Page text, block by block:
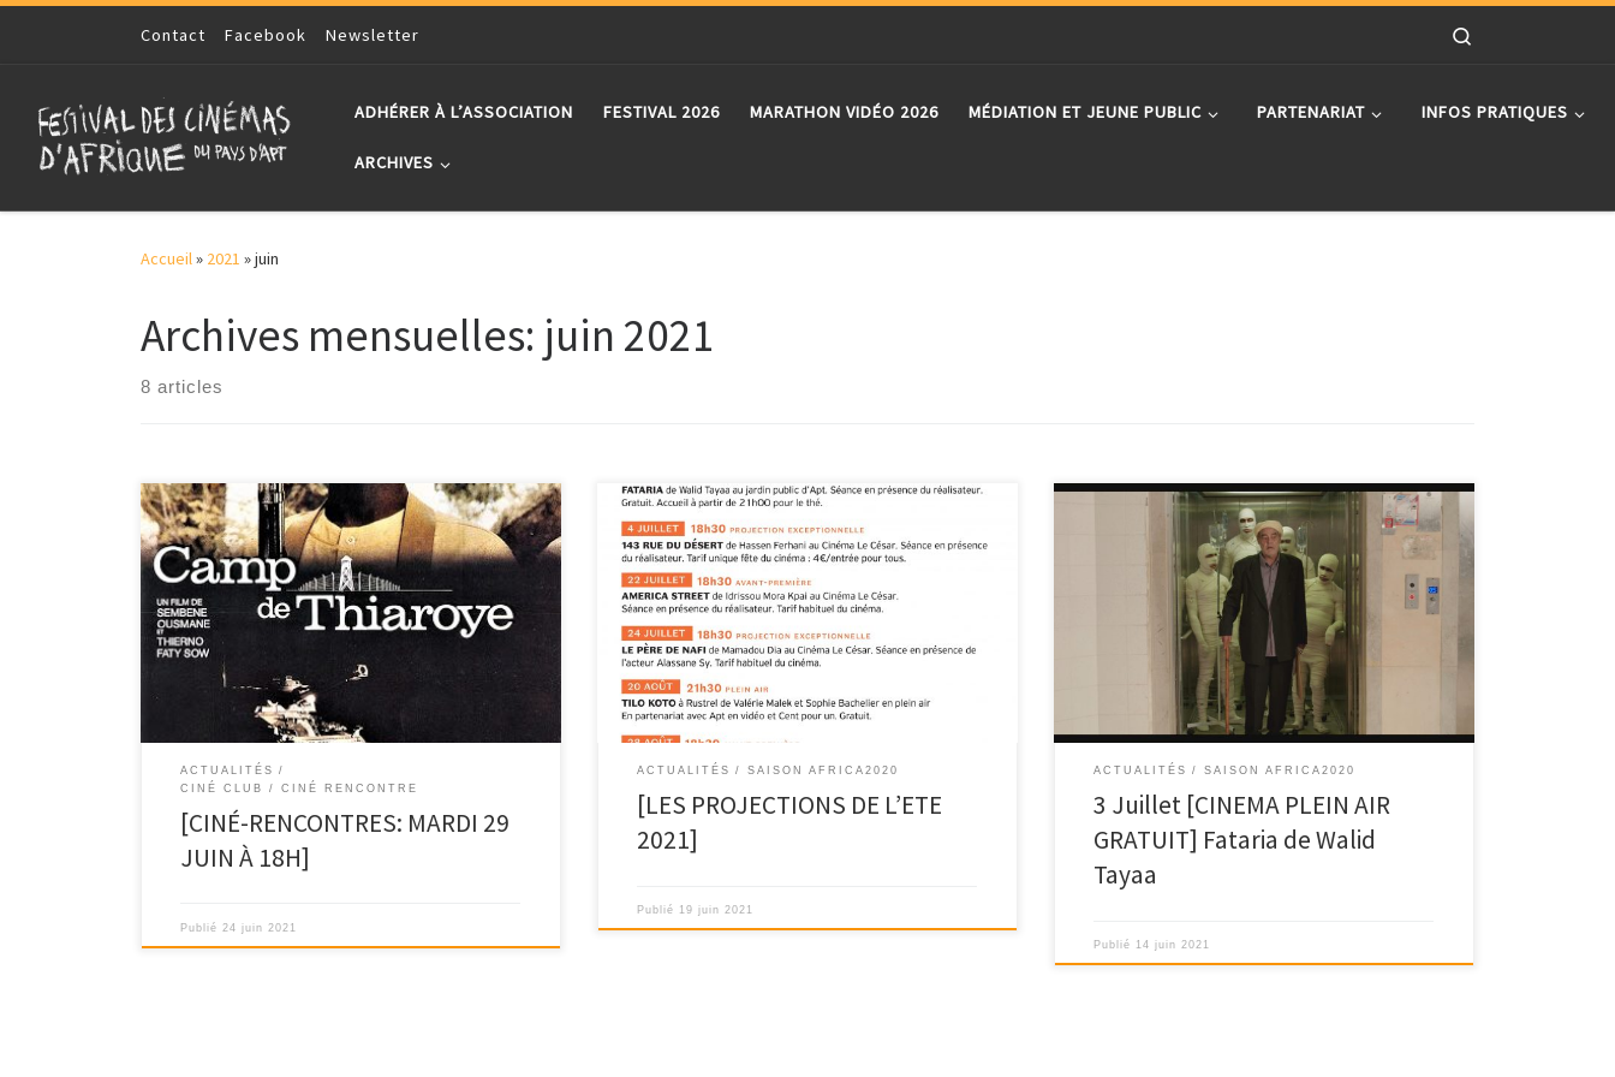
Skip to contentContact Facebook Newsletter
ADHÉRER À L’ASSOCIATION FESTIVAL 2026 MARATHON VIDÉO 2026 MÉDIATION ET JEUNE PUBLIC PARTENARIAT INFOS PRATIQUES
ARCHIVES
Accueil» 2021 »juin
Archives mensuelles: juin 2021
8 articles
La semaine prochaine, le débat se poursuivra autour
du film »Le camp de Thiaroye » de Sembène […]
ACTUALITÉS
CINÉ CLUB / CINÉ RENCONTRE
[CINÉ-RENCONTRES: MARDI 29
JUIN À 18H]
Publié 24 juin 2021
ACTUALITÉS SAISON AFRICA2020
[LES PROJECTIONS DE L’ETE
2021]
Publié 19 juin 2021
Inédit « FATARIA », un film de Walid Tayaa sera projeté
gratuitement en plein air au jardin […]
ACTUALITÉS SAISON AFRICA2020
3 Juillet [CINEMA PLEIN AIR
GRATUIT] Fataria de Walid
Tayaa
Publié 14 juin 2021